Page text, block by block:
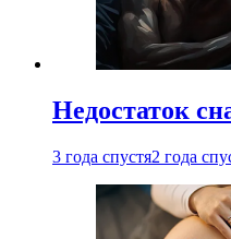
Недостаток
3 года спустя2 года